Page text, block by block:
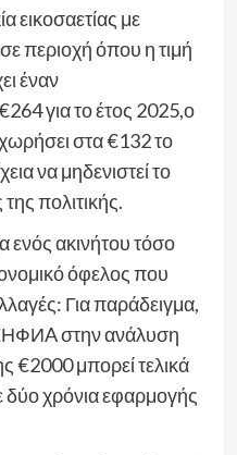
εικοσαετίας με
περιοχή όπου η τιμή
έναν
για το έτος 2025,ο
στα €132 το
να μηδενιστεί το
πολιτικής.
ενός ακινήτου τόσο
όφελος που
Για παράδειγμα,
στην ανάλυση
€2000 μπορεί τελικά
δύο χρόνια εφαρμογής